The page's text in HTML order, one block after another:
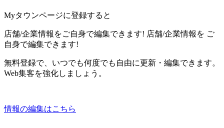
Myタウンページに登録すると
店舗/企業情報をご自身で編集できます! 店舗/企業情報を ご
自身で編集できます!
無料登録で、いつでも何度でも自由に更新・編集できます。
Web集客を強化しましょう。
情報の編集はこちら